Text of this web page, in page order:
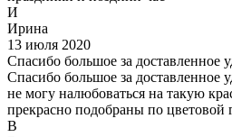
И
Ирина
13 июля 2020
Спасибо большое за доставленное
Спасибо большое за доставленное
не могу налюбоваться на такую
прекрасно подобраны по
В